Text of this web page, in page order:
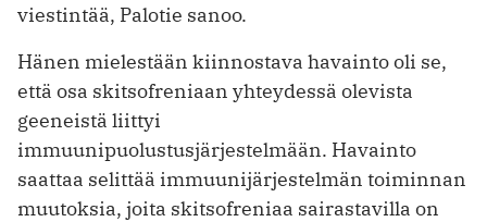
viestintää, Palotie sanoo.
Hänen mielestään kiinnostava havainto oli se,
että osa skitsofreniaan yhteydessä olevista
geeneistä liittyi
immuunipuolustusjärjestelmään. Havainto
saattaa selittää immuunijärjestelmän toiminnan
muutoksia, joita skitsofreniaa sairastavilla on